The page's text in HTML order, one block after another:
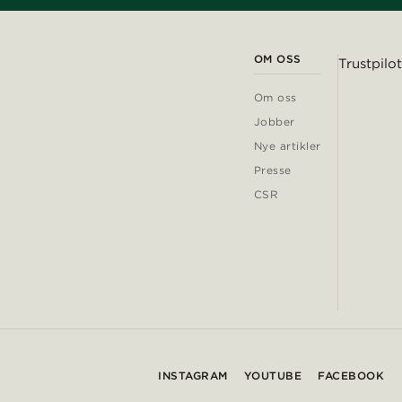
OM OSS
Om oss
Jobber
Nye artikler
Presse
CSR
Trustpilot
INSTAGRAM YOUTUBE FACEBOOK